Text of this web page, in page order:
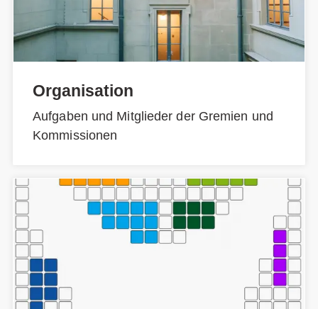
Organisation
Aufgaben und Mitglieder der Gremien und
Kommissionen